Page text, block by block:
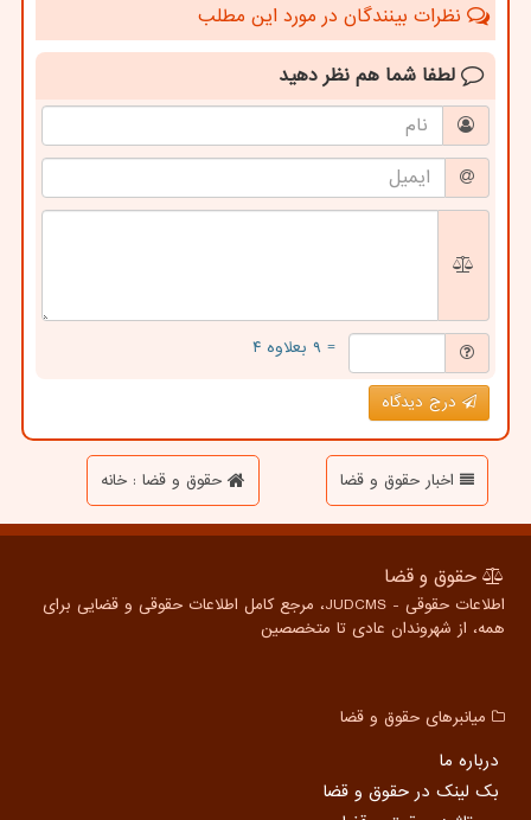
نظرات بینندگان در مورد این مطلب
لطفا شما هم نظر دهید
= ۹ بعلاوه ۴
درج دیدگاه
اخبار حقوق و قضا حقوق و قضا : خانه
حقوق و قضا
اطلاعات حقوقی - JUDCMS، مرجع کامل اطلاعات حقوقی و قضایی برای
همه، از شهروندان عادی تا متخصصین
میانبرهای حقوق و قضا
درباره ما
بک لینک در حقوق و قضا